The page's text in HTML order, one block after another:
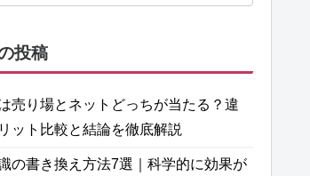
投稿
売り場とネットどっちが当たる？違
ット比較と結論を徹底解説
の書き換え方法7選｜科学的に効果が